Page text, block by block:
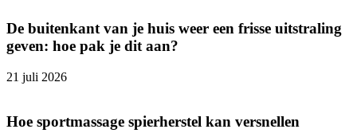
De buitenkant van je huis weer een frisse uitstraling
geven: hoe pak je dit aan?
21 juli 2026
Hoe sportmassage spierherstel kan versnellen